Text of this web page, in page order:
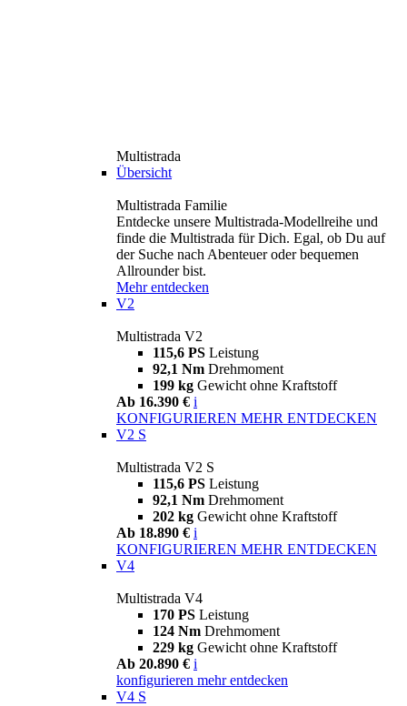
Multistrada
Übersicht
Multistrada Familie
Entdecke unsere Multistrada-Modellreihe und
finde die Multistrada für Dich. Egal, ob Du auf
der Suche nach Abenteuer oder bequemen
Allrounder bist.
Mehr entdecken
V2
Multistrada V2
115,6 PS Leistung
92,1 Nm Drehmoment
199 kg Gewicht ohne Kraftstoff
Ab 16.390 € i
KONFIGURIEREN MEHR ENTDECKEN
V2 S
Multistrada V2 S
115,6 PS Leistung
92,1 Nm Drehmoment
202 kg Gewicht ohne Kraftstoff
Ab 18.890 € i
KONFIGURIEREN MEHR ENTDECKEN
V4
Multistrada V4
170 PS Leistung
124 Nm Drehmoment
229 kg Gewicht ohne Kraftstoff
Ab 20.890 € i
konfigurieren mehr entdecken
V4 S